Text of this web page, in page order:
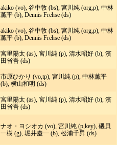
akiko (vo), 谷中敦 (bs), 宮川純 (org,p), 中林
薫平 (b), Dennis Frehse (ds)
akiko (vo), 谷中敦 (bs), 宮川純 (org,p), 中林
薫平 (b), Dennis Frehse (ds)
宮里陽太 (as), 宮川純 (p), 清水昭好 (b), 濱
田省吾 (ds)
市原ひかり (vo,tp), 宮川純 (p), 中林薫平
(b), 横山和明 (ds)
宮里陽太 (as), 宮川純 (p), 清水昭好 (b), 濱
田省吾 (ds)
ナオ・ヨシオカ (vo), 宮川純 (p,key), 磯貝
一樹 (g), 堀井慶一 (b), 松浦千昇 (ds)